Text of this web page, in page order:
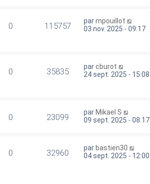
0 115757 parmpouillot
03 nov. 2025 - 09:17
0 35835 parcburot
24 sept. 2025 - 15:08
0 23099 par Mikael S
09 sept. 2025 - 08:17
0 32960 par bastien30
04 sept. 2025 - 12:00